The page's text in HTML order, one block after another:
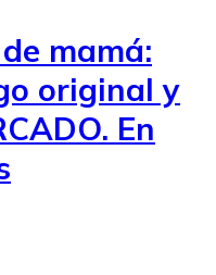
mamá:
original y
En